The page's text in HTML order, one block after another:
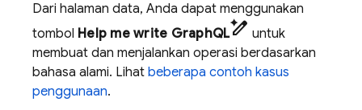
Dari halaman data, Anda dapat menggunakan
tombol Help me write GraphQLpen_spark untuk
membuat dan menjalankan operasi berdasarkan
bahasa alami. Lihat beberapa contoh kasus
penggunaan.